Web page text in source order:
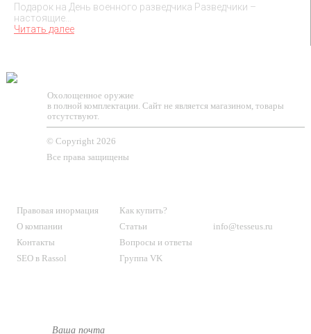
Подарок на День военного разведчика Разведчики –
настоящие…
Читать далее
Охолощенное оружие
в полной комплектации. Сайт не является магазином, товары
отсутствуют.
© Copyright 2026
Все права защищены
Правовая инормация
О компании
Контакты
SEO в Rassol
Как купить?
Статьи
Вопросы и ответы
Группа VK
info@tesseus.ru